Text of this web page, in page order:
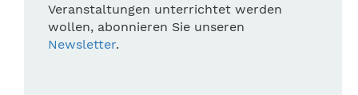
Veranstaltungen unterrichtet werden
wollen, abonnieren Sie unseren
Newsletter.